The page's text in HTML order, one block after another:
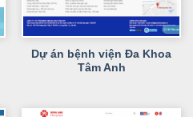
Dự án bệnh viện Đa Khoa
Tâm Anh